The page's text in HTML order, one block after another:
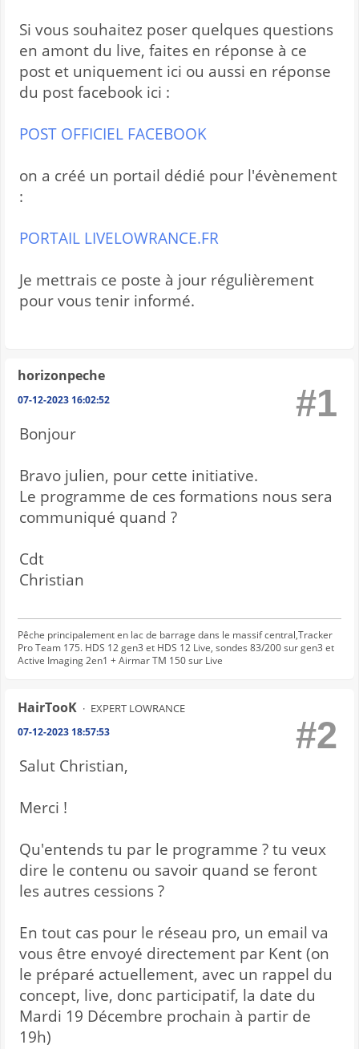
Si vous souhaitez poser quelques questions
en amont du live, faites en réponse à ce
post et uniquement ici ou aussi en réponse
du post facebook ici :
POST OFFICIEL FACEBOOK
on a créé un portail dédié pour l'évènement
:
PORTAIL LIVELOWRANCE.FR
Je mettrais ce poste à jour régulièrement
pour vous tenir informé.
horizonpeche
07-12-2023 16:02:52 #1
Bonjour
Bravo julien, pour cette initiative.
Le programme de ces formations nous sera
communiqué quand ?
Cdt
Christian
Pêche principalement en lac de barrage dans le massif central,Tracker
Pro Team 175. HDS 12 gen3 et HDS 12 Live, sondes 83/200 sur gen3 et
Active Imaging 2en1 + Airmar TM 150 sur Live
HairTooK EXPERT LOWRANCE
07-12-2023 18:57:53 #2
Salut Christian,
Merci !
Qu'entends tu par le programme ? tu veux
dire le contenu ou savoir quand se feront
les autres cessions ?
En tout cas pour le réseau pro, un email va
vous être envoyé directement par Kent (on
le préparé actuellement, avec un rappel du
concept, live, donc participatif, la date du
Mardi 19 Décembre prochain à partir de
19h)